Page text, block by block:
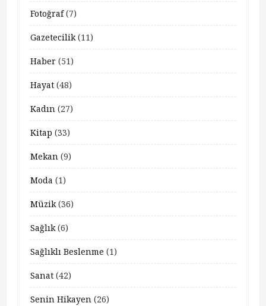
Fotoğraf(7)
Gazetecilik(11)
Haber (51)
Hayat (48)
Kadın (27)
Kitap (33)
Mekan (9)
Moda (1)
Müzik(36)
Sağlık(6)
Sağlıklı Beslenme (1)
Sanat (42)
Senin Hikayen (26)